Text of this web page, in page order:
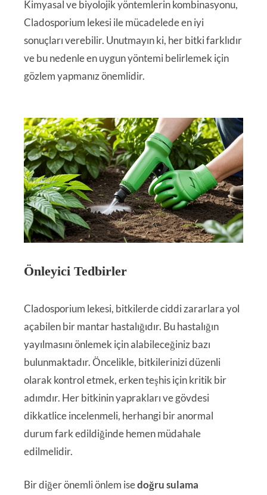
Kimyasal ve biyolojik yöntemlerin kombinasyonu,
Cladosporium lekesi ile mücadelede en iyi
sonuçları verebilir. Unutmayın ki, her bitki farklıdır
ve bu nedenle en uygun yöntemi belirlemek için
gözlem yapmanız önemlidir.
Önleyici Tedbirler
Cladosporium lekesi, bitkilerde ciddi zararlara yol
açabilen bir mantar hastalığıdır. Bu hastalığın
yayılmasını önlemek için alabileceğiniz bazı
bulunmaktadır. Öncelikle, bitkilerinizi düzenli
olarak kontrol etmek, erken teşhis için kritik bir
adımdır. Her bitkinin yaprakları ve gövdesi
dikkatlice incelenmeli, herhangi bir anormal
durum fark edildiğinde hemen müdahale
edilmelidir.
Bir diğer önemli önlem isedoğru sulama